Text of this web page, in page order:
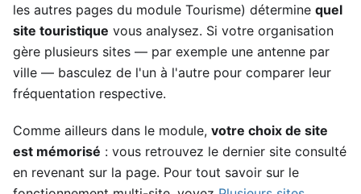
les autres pages du module Tourisme) détermine quel
site touristique vous analysez. Si votre organisation
gère plusieurs sites — par exemple une antenne par
ville — basculez de l'un à l'autre pour comparer leur
fréquentation respective.
Comme ailleurs dans le module, votre choix de site
est mémorisé : vous retrouvez le dernier site consulté
en revenant sur la page. Pour tout savoir sur le